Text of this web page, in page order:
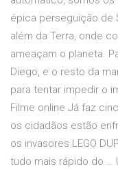
épica perseguição de
além da Terra, onde
ameaçam o planeta.
Diego, e o resto da
para tentar impedir o
Filme online Já faz
os cidadãos estão
os invasores LEGO
tudo mais rápido do …